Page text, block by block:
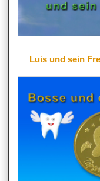
Luis und sein